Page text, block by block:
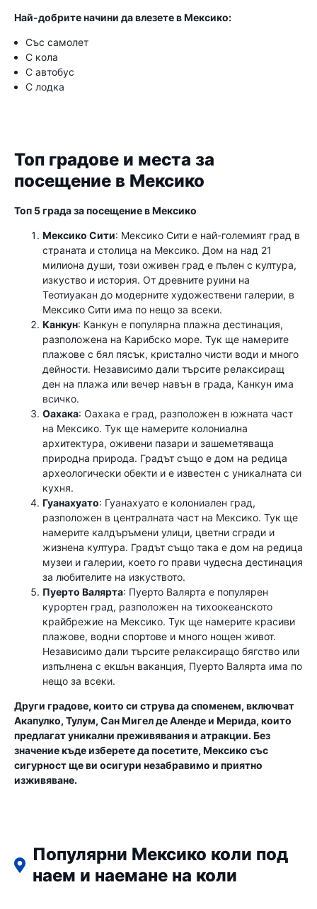
Най-добрите начини да влезете в Мексико:
Със самолет
С кола
С автобус
С лодка
Топ градове и места за
посещение в Мексико
Топ 5 града за посещение в Мексико
Мексико Сити: Мексико Сити е най-големият град в
страната и столица на Мексико. Дом на над 21
милиона души, този оживен град е пълен с култура,
изкуство и история. От древните руини на
Теотиуакан до модерните художествени галерии, в
Мексико Сити има по нещо за всеки.
Канкун: Канкун е популярна плажна дестинация,
разположена на Карибско море. Тук ще намерите
плажове с бял пясък, кристално чисти води и много
дейности. Независимо дали търсите релаксиращ
ден на плажа или вечер навън в града, Канкун има
всичко.
Оахака: Оахака е град, разположен в южната част
на Мексико. Тук ще намерите колониална
архитектура, оживени пазари и зашеметяваща
природна природа. Градът също е дом на редица
археологически обекти и е известен с уникалната си
кухня.
Гуанахуато: Гуанахуато е колониален град,
разположен в централната част на Мексико. Тук ще
намерите калдъръмени улици, цветни сгради и
жизнена култура. Градът също така е дом на редица
музеи и галерии, което го прави чудесна дестинация
за любителите на изкуството.
Пуерто Валярта: Пуерто Валярта е популярен
курортен град, разположен на тихоокеанското
крайбрежие на Мексико. Тук ще намерите красиви
плажове, водни спортове и много нощен живот.
Независимо дали търсите релаксиращо бягство или
изпълнена с екшън ваканция, Пуерто Валярта има по
нещо за всеки.
Други градове, които си струва да споменем, включват
Акапулко, Тулум, Сан Мигел де Аленде и Мерида, които
предлагат уникални преживявания и атракции. Без
значение къде изберете да посетите, Мексико със
сигурност ще ви осигури незабравимо и приятно
изживяване.
Популярни Мексико коли под
наем и наемане на коли